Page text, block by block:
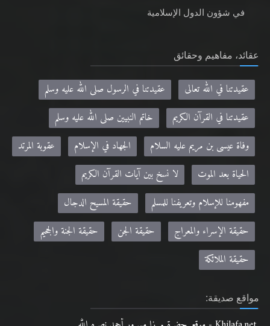
في شؤون الدول الإسلامية
عقائد، مفاهيم وحقائق
عقيدتنا في الله تعالى
عقيدتنا في الرسول صلى الله عليه وسلم
عقيدتنا في القرآن الكريم
خاتم النبيين صلى الله عليه وسلم
وفاة عيسى بن مريم عليه السلام
الجهاد في الإسلام
عقوبة المرتد
الحياة بعد الموت
لا نسخ بين آيات القرآن الكريم
مفهومنا للإسلام وتعريفنا للمسلم
حقيقة المسيح الدجال
حقيقة الإسراء والمعراج
حقيقة الجن
حقيقة الجنة والجحيم
حقيقة الملائكة
مواقع صديقة: